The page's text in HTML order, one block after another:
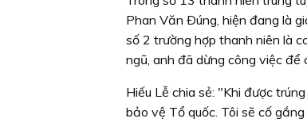
Phan Văn Ðúng, hiện đang là
số 2 trường hợp thanh niên là
ngũ, anh đã dừng công việc
Hiếu Lễ chia sẻ: "Khi được
bảo vệ Tổ quốc. Tôi sẽ cố